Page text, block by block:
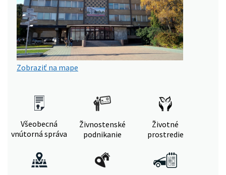
Zobraziť na mape
Všeobecná
vnútorná správa
Živnostenské
podnikanie
Životné
prostredie